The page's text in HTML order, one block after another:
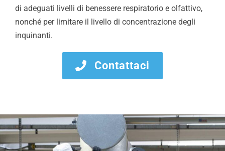
di adeguati livelli di benessere respiratorio e olfattivo,
nonché per limitare il livello di concentrazione degli
inquinanti.
Contattaci